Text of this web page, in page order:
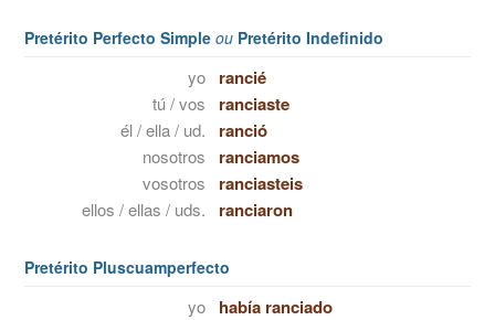
Pretérito Perfecto Simple ou Pretérito Indefinido
yo rancié
tú / vos ranciaste
él / ella / ud. ranció
nosotros ranciamos
vosotros ranciasteis
ellos / ellas / uds. ranciaron
Pretérito Pluscuamperfecto
yo había ranciado